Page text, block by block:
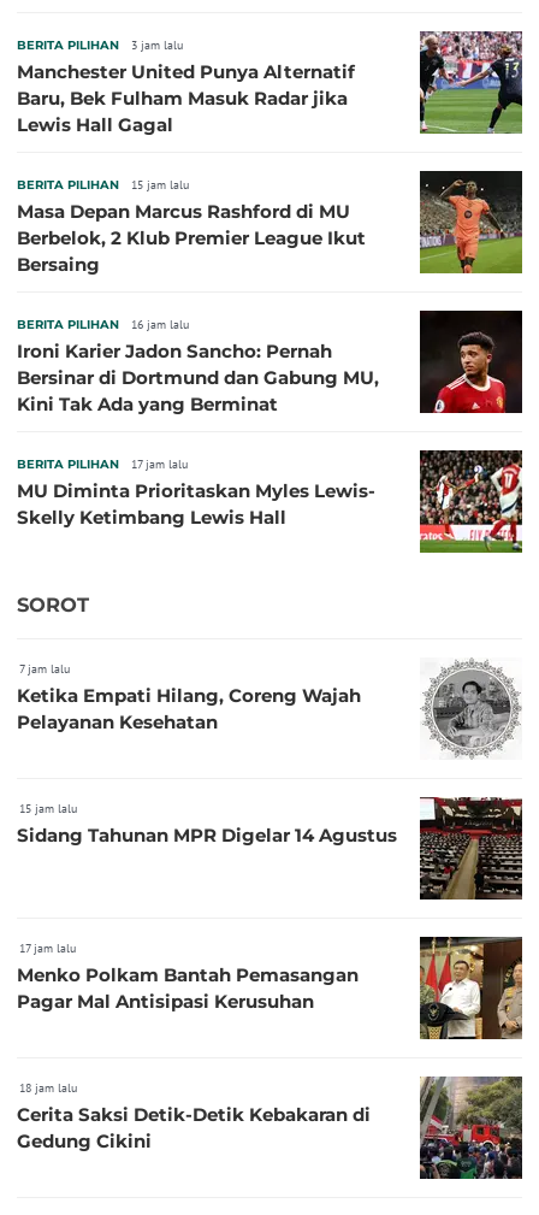
BERITA PILIHAN 3 jam lalu
Manchester United Punya Alternatif
Baru, Bek Fulham Masuk Radar jika
Lewis Hall Gagal
BERITA PILIHAN 15 jam lalu
Masa Depan Marcus Rashford di MU
Berbelok, 2 Klub Premier League Ikut
Bersaing
BERITA PILIHAN 16 jam lalu
Ironi Karier Jadon Sancho: Pernah
Bersinar di Dortmund dan Gabung MU,
Kini Tak Ada yang Berminat
BERITA PILIHAN 17 jam lalu
MU Diminta Prioritaskan Myles Lewis-
Skelly Ketimbang Lewis Hall
SOROT
7 jam lalu
Ketika Empati Hilang, Coreng Wajah
Pelayanan Kesehatan
15 jam lalu
Sidang Tahunan MPR Digelar 14 Agustus
17 jam lalu
Menko Polkam Bantah Pemasangan
Pagar Mal Antisipasi Kerusuhan
18 jam lalu
Cerita Saksi Detik-Detik Kebakaran di
Gedung Cikini